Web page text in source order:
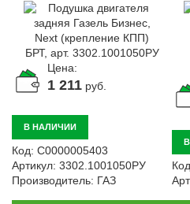
Автомобили
+7 (4162) 22-95-09
Запчасти
+7 (4162) 22-95-79
+7 (4162) 22–95–69
График работы: ПН-ПТ с 8.30 до
График работы сервис: ПН-СБ с
Цена:
1 211 руб.
В НАЛИЧИИ
Код: С0000005403
Артикул: 3302.1001050РУ
Производитель: ГАЗ